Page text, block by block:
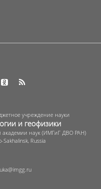
учреждение науки
и геофизики
академии наук (ИМГиГ ДВО РАН)
Russia